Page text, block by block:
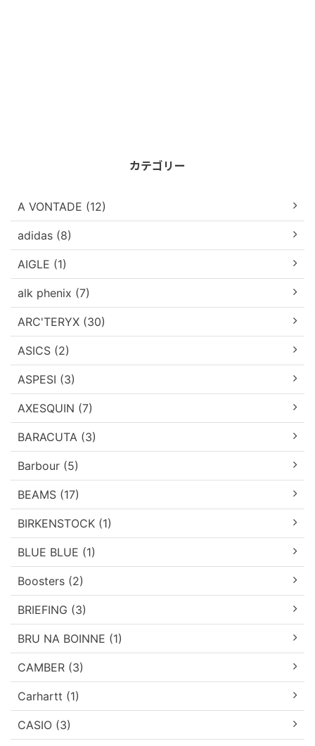
カテゴリー
A VONTADE (12)
adidas (8)
AIGLE (1)
alk phenix (7)
ARC'TERYX (30)
ASICS (2)
ASPESI (3)
AXESQUIN (7)
BARACUTA (3)
Barbour (5)
BEAMS (17)
BIRKENSTOCK (1)
BLUE BLUE (1)
Boosters (2)
BRIEFING (3)
BRU NA BOINNE (1)
CAMBER (3)
Carhartt (1)
CASIO (3)